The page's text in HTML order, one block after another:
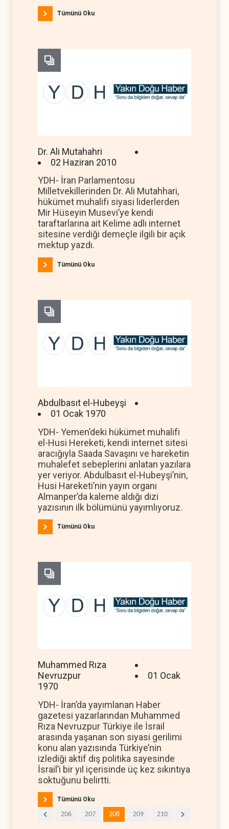
Tümünü Oku
Dr. Ali Mutahahri
02 Haziran 2010
YDH- İran Parlamentosu
Milletvekillerinden Dr. Ali Mutahhari,
hükümet muhalifi siyasi liderlerden
Mir Hüseyin Musevi’ye kendi
taraftarlarına ait Kelime adlı internet
sitesine verdiği demeçle ilgili bir açık
mektup yazdı.
Tümünü Oku
Abdulbasıt el-Hubeyşi
01 Ocak 1970
YDH- Yemen’deki hükümet muhalifi
el-Husi Hereketi, kendi internet sitesi
aracığıyla Saada Savaşını ve hareketin
muhalefet sebeplerini anlatan yazılara
yer veriyor. Abdulbasıt el-Hubeyşi’nin,
Husi Hareketi’nin yayın organı
Almanper’da kaleme aldığı dizi
yazısının ilk bölümünü yayımlıyoruz.
Tümünü Oku
Muhammed Rıza
Nevruzpur
01 Ocak
1970
YDH- İran’da yayımlanan Haber
gazetesi yazarlarından Muhammed
Rıza Nevruzpur Türkiye ile İsrail
arasında yaşanan son siyasi gerilimi
konu alan yazısında Türkiye’nin
izlediği aktif dış politika sayesinde
İsrail’i bir yıl içerisinde üç kez sıkıntıya
soktuğunu belirtti.
Tümünü Oku
206 207 208 209 210